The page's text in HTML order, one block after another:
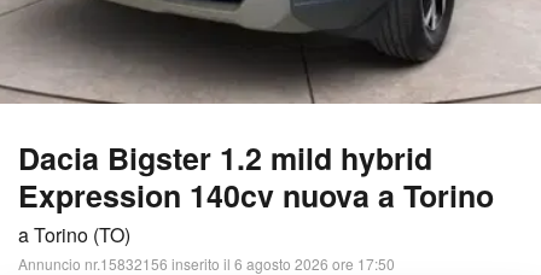
Dacia Bigster 1.2 mild hybrid
Expression 140cv nuova a Torino
a Torino (TO)
Annuncio nr.15832156 inserito il 6 agosto 2026 ore 17:50